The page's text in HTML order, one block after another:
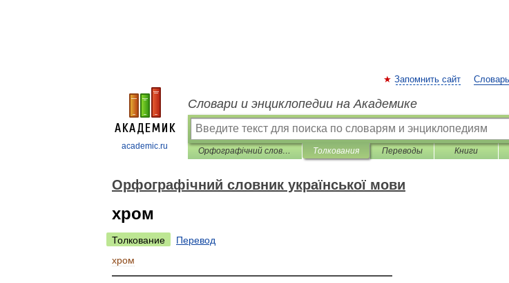
academic.ru
Запомнить сайт
Словари и энциклопедии на Академике
Орфографічний словник української мови Толкования Переводы Книги
Орфографічний словник української мови
хром
Толкование
Перевод
хром
—————————————————————————————